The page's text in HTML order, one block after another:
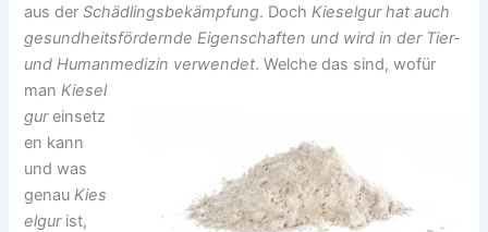
aus derSchädlingsbekämpfung. DochKieselgur hat auch
gesundheitsfördernde Eigenschaften und wird in der Tier-
und Humanmedizin verwendet. Welche das sind, wofür
manKiesel
gureinsetz
en kann
und was
genauKies
elgurist,